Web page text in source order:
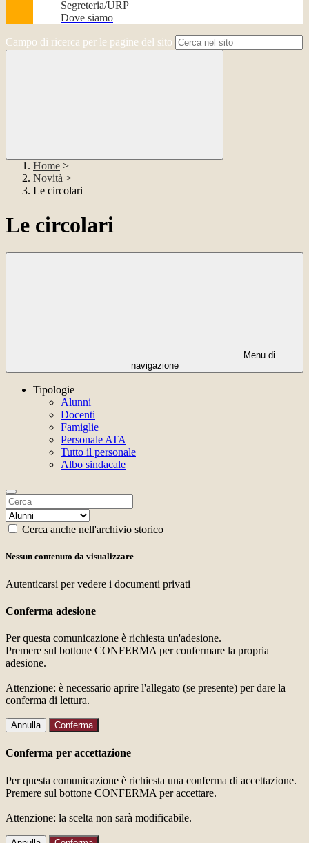
Segreteria/URP
Dove siamo
Campo di ricerca per le pagine del sito
Home >
Novità >
Le circolari
Le circolari
Menu di
navigazione
Tipologie
Alunni
Docenti
Famiglie
Personale ATA
Tutto il personale
Albo sindacale
Cerca anche nell'archivio storico
Nessun contenuto da visualizzare
Autenticarsi per vedere i documenti privati
Conferma adesione
Per questa comunicazione è richiesta un'adesione.
Premere sul bottone CONFERMA per confermare la propria
adesione.
Attenzione: è necessario aprire l'allegato (se presente) per dare la
conferma di lettura.
Annulla Conferma
Conferma per accettazione
Per questa comunicazione è richiesta una conferma di accettazione.
Premere sul bottone CONFERMA per accettare.
Attenzione: la scelta non sarà modificabile.